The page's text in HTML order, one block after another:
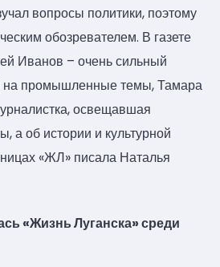
вопросы политики, поэтому
обозревателем. В газете
Иванов – очень сильный
на промышленные темы, Тамара
освещавшая
а об истории и культурной
«ЖЛ» писала Наталья
«Жизнь Луганска» среди